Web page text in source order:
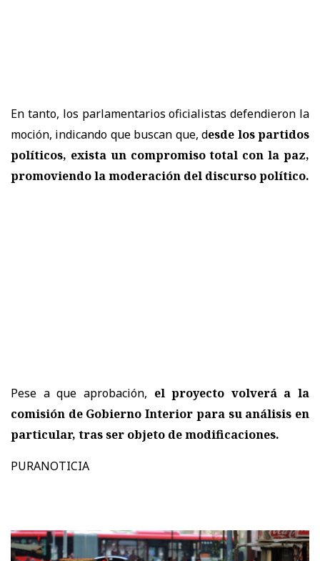
En tanto, los parlamentarios oficialistas defendieron la
moción, indicando que buscan que, desde los partidos
políticos, exista un compromiso total con la paz,
promoviendo la moderación del discurso político.
Pese a que aprobación, el proyecto volverá a la
comisión de Gobierno Interior para su análisis en
particular, tras ser objeto de modificaciones.
PURANOTICIA